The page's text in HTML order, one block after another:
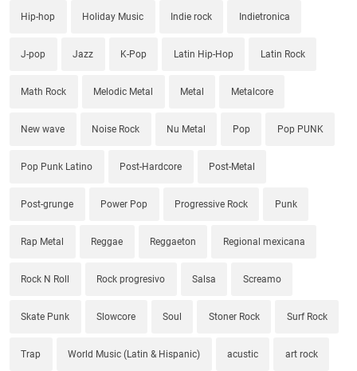
Hip-hop Holiday Music Indie rock Indietronica
J-pop Jazz K-Pop Latin Hip-Hop Latin Rock
Math Rock Melodic Metal Metal Metalcore
New wave Noise Rock Nu Metal Pop Pop PUNK
Pop Punk Latino Post-Hardcore Post-Metal
Post-grunge Power Pop Progressive Rock Punk
Rap Metal Reggae Reggaeton Regional mexicana
Rock N Roll Rock progresivo Salsa Screamo
Skate Punk Slowcore Soul Stoner Rock Surf Rock
Trap World Music (Latin & Hispanic) acustic art rock